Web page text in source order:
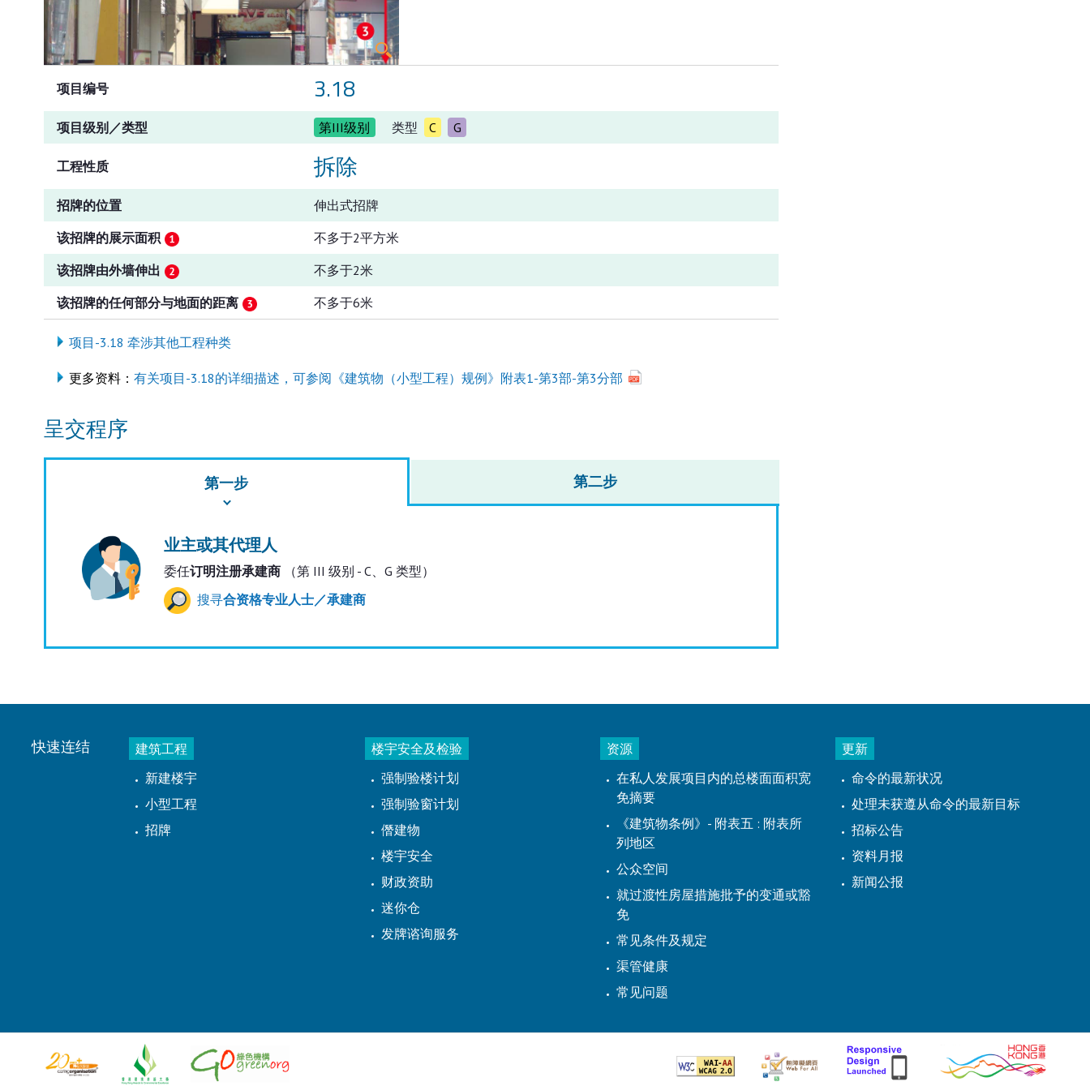
项目编号 3.18
项目级别／类型 第III级别 类型 C G
工程性质 拆除
招牌的位置
伸出式招牌
该招牌的展示面积
不多于2平方米
该招牌由外墙伸出
不多于2米
该招牌的任何部分与地面的距离
不多于6米
项目-3.18 牵涉其他工程种类
更多资料： 有关项目-3.18的详细描述，可参阅《建筑物（小型工程）规例》附表1-第3部-第3分部
呈交程序
第一步 第二步
业主或其代理人
委任订明注册承建商（第 III 级别 - C、G 类型）
搜寻合资格专业人士／承建商
快速连结
建筑工程
新建楼宇
小型工程
招牌
楼宇安全及检验
强制验楼计划
强制验窗计划
僭建物
楼宇安全
财政资助
迷你仓
发牌谘询服务
资源
在私人发展项目内的总楼面面积宽
免摘要
《建筑物条例》- 附表五 : 附表所
列地区
公众空间
就过渡性房屋措施批予的变通或豁
免
常见条件及规定
渠管健康
常见问题
更新
命令的最新状况
处理未获遵从命令的最新目标
招标公告
资料月报
新闻公报